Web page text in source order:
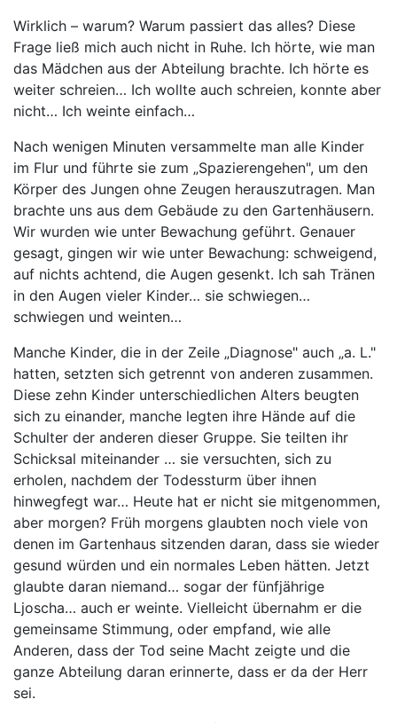
Wirklich – warum? Warum passiert das alles? Diese
Frage ließ mich auch nicht in Ruhe. Ich hörte, wie man
das Mädchen aus der Abteilung brachte. Ich hörte es
weiter schreien… Ich wollte auch schreien, konnte aber
nicht… Ich weinte einfach…
Nach wenigen Minuten versammelte man alle Kinder
im Flur und führte sie zum „Spazierengehen", um den
Körper des Jungen ohne Zeugen herauszutragen. Man
brachte uns aus dem Gebäude zu den Gartenhäusern.
Wir wurden wie unter Bewachung geführt. Genauer
gesagt, gingen wir wie unter Bewachung: schweigend,
auf nichts achtend, die Augen gesenkt. Ich sah Tränen
in den Augen vieler Kinder… sie schwiegen…
schwiegen und weinten…
Manche Kinder, die in der Zeile „Diagnose" auch „a. L."
hatten, setzten sich getrennt von anderen zusammen.
Diese zehn Kinder unterschiedlichen Alters beugten
sich zu einander, manche legten ihre Hände auf die
Schulter der anderen dieser Gruppe. Sie teilten ihr
Schicksal miteinander … sie versuchten, sich zu
erholen, nachdem der Todessturm über ihnen
hinwegfegt war… Heute hat er nicht sie mitgenommen,
aber morgen? Früh morgens glaubten noch viele von
denen im Gartenhaus sitzenden daran, dass sie wieder
gesund würden und ein normales Leben hätten. Jetzt
glaubte daran niemand… sogar der fünfjährige
Ljoscha… auch er weinte. Vielleicht übernahm er die
gemeinsame Stimmung, oder empfand, wie alle
Anderen, dass der Tod seine Macht zeigte und die
ganze Abteilung daran erinnerte, dass er da der Herr
sei.